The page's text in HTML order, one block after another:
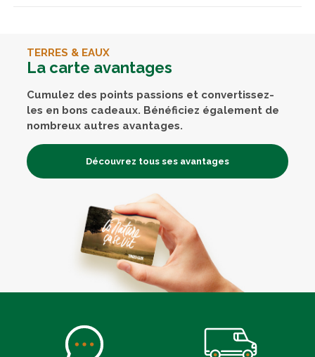
TERRES & EAUX
La carte avantages
Cumulez des points passions et convertissez-
les en bons cadeaux. Bénéficiez également de
nombreux autres avantages.
Découvrez tous ses avantages